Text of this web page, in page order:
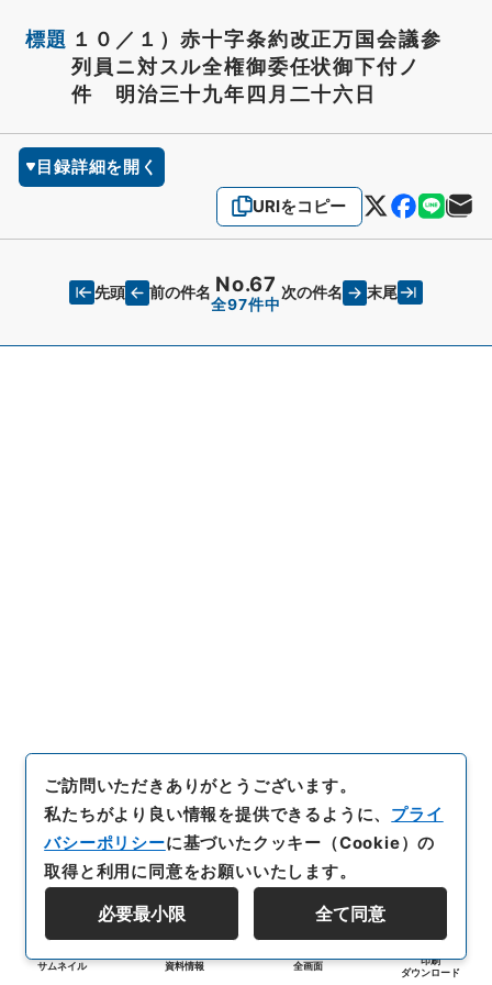
標題 １０／１）赤十字条約改正万国会議参
列員ニ対スル全権御委任状御下付ノ
件 明治三十九年四月二十六日
目録詳細を開く
URIをコピー
先頭 前の件名 No.67
全97件中
次の件名 末尾
サムネイル 資料情報 全画面
印刷
ダウンロード
ご訪問いただきありがとうございます。
私たちがより良い情報を提供できるように、 プライ
バシーポリシーに基づいたクッキー（Cookie）の
取得と利用に同意をお願いいたします。
必要最小限 全て同意